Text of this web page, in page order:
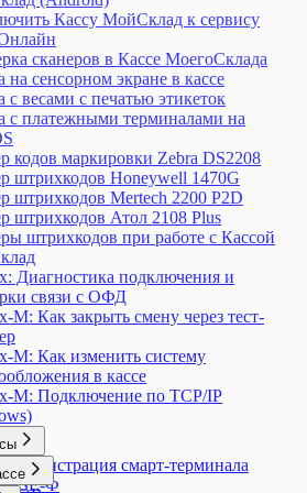
Кассу МойСклад к сервису
сканеров в Кассе МоегоСклада
на сенсорном экране в кассе
с весами с печатью этикеток
с платежными терминалами на
кодов маркировки Zebra DS2208
штрихкодов Honeywell 1470G
штрихкодов Mertech 2200 P2D
штрихкодов Атол 2108 Plus
штрихкодов при работе с Кассой
Диагностика подключения и
связи с ОФД
М: Как закрыть смену через тест-
М: Как изменить систему
в кассе
М: Подключение по TCP/IP
Регистрация смарт-терминала
SE-Ф